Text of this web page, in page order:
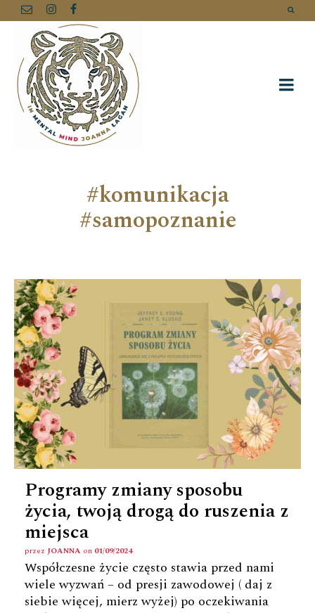
#komunikacja
#samopoznanie
Programy zmiany sposobu
życia, twoją drogą do ruszenia z
miejsca
przez JOANNA on 01/09/2024
Współczesne życie często stawia przed nami
wiele wyzwań – od presji zawodowej ( daj z
siebie więcej, mierz wyżej) po oczekiwania